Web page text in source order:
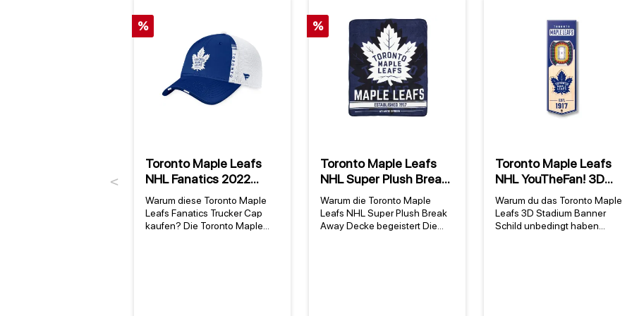
Previous
%
Toronto Maple Leafs
NHL Fanatics 2022
Draft Authentic Pro On
Stage Trucker Cap
Warum diese Toronto Maple
Leafs Fanatics Trucker Cap
kaufen? Die Toronto Maple
%
Toronto Maple Leafs
NHL Super Plush Break
Away Decke
Warum die Toronto Maple
Leafs NHL Super Plush Break
Away Decke begeistert Die
Toronto Maple Leafs
NHL YouTheFan! 3D
Stadium Banner Schild
Warum du das Toronto Maple
Leafs 3D Stadium Banner
Schild unbedingt haben